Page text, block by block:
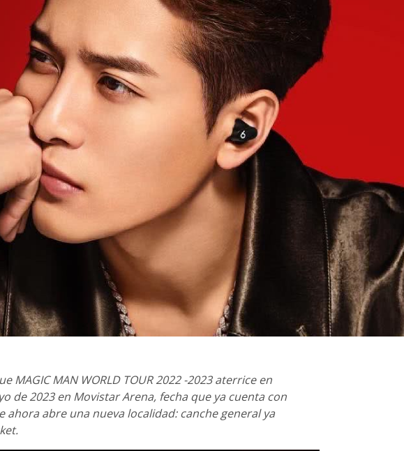
MAGIC MAN WORLD TOUR 2022 -2023 aterrice en
de 2023 en Movistar Arena, fecha que ya cuenta con
ahora abre una nueva localidad: canche general ya